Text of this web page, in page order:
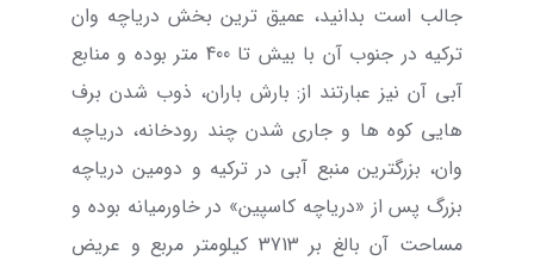
جالب است بدانید، عمیق ترین بخش دریاچه وان
ترکیه در جنوب آن با بیش تا 400 متر بوده و منابع
آبی آن نیز عبارتند از: بارش باران، ذوب شدن برف
هایی کوه ها و جاری شدن چند رودخانه، دریاچه
وان، بزرگترین منبع آبی در ترکیه و دومین دریاچه
بزرگ پس از «دریاچه کاسپین» در خاورمیانه بوده و
مساحت آن بالغ بر 3713 کیلومتر مربع و عریض